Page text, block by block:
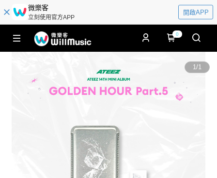
微樂客
立刻使用官方APP
開啟APP
0
1/1